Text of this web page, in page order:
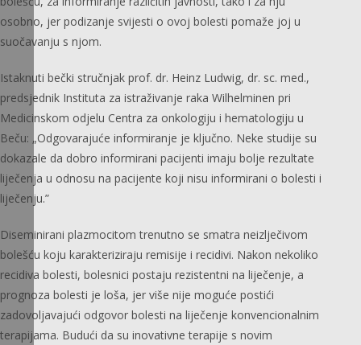
osobno, jer podizanje svijesti o ovoj bolesti pomaže joj u
suočavanju s njom.
Istaknuti bečki stručnjak prof. dr. Heinz Ludwig, dr. sc. med.,
predsjednik Instituta za istraživanje raka Wilhelminen pri
Medicinskom odjelu Centra za onkologiju i hematologiju u
Beču: „Odgovarajuće informiranje je ključno. Neke studije su
dokazale da dobro informirani pacijenti imaju bolje rezultate
liječenja u odnosu na pacijente koji nisu informirani o bolesti i
liječenju.”
Diseminirani plazmocitom trenutno se smatra neizlječivom
bolešću koju karakteriziraju remisije i recidivi. Nakon nekoliko
recidiva bolesti, bolesnici postaju rezistentni na liječenje, a
prognoza bolesti je loša, jer više nije moguće postići
zadovoljavajući odgovor bolesti na liječenje konvencionalnim
terapijama. Budući da su inovativne terapije s novim